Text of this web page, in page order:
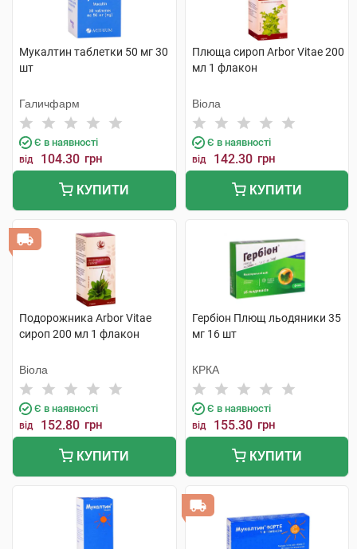
Мукалтин таблетки 50 мг 30
шт
Галичфарм
Є в наявності
від 104.30 грн
КУПИТИ
Плюща сироп Arbor Vitae 200
мл 1 флакон
Віола
Є в наявності
від 142.30 грн
КУПИТИ
Подорожника Arbor Vitae
сироп 200 мл 1 флакон
Віола
Є в наявності
від 152.80 грн
КУПИТИ
Гербіон Плющ льодяники 35
мг 16 шт
КРКА
Є в наявності
від 155.30 грн
КУПИТИ